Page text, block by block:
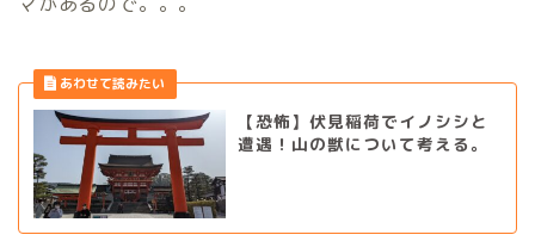
【恐怖】伏見稲荷でイノシシと
遭遇！山の獣について考える。